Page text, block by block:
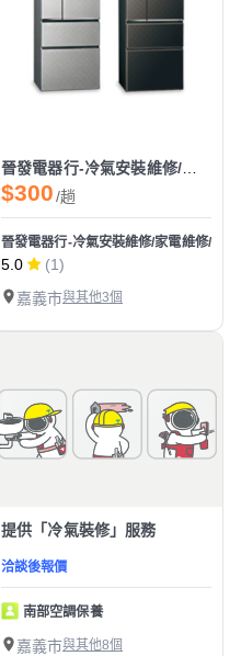
晉發電器行-冷氣安裝維修/家電維修/音響組合銷售
$300/趟
晉發電器行-冷氣安裝維修/家電維修/音
5.0
(1)
嘉義市與其他3個
提供「冷氣裝修」服務
洽談後報價
南部空調保養
嘉義市與其他8個